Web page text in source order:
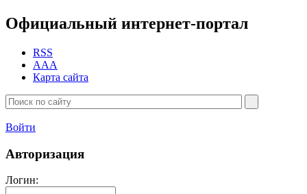
Официальный интернет-портал
RSS
AAA
Карта сайта
Войти
Авторизация
Логин: